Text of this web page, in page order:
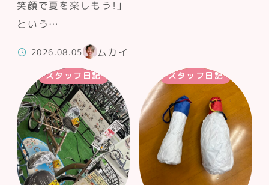
笑顔で夏を楽しもう！」
という…
2026.08.05 ムカイ
スタッフ日記 スタッフ日記